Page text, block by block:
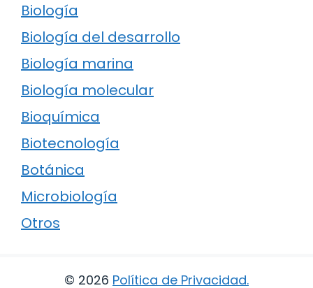
Biología
Biología del desarrollo
Biología marina
Biología molecular
Bioquímica
Biotecnología
Botánica
Microbiología
Otros
© 2026 Política de Privacidad.